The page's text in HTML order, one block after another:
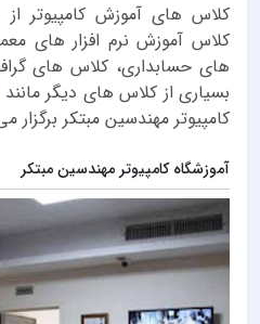
کلاس های آموزش کامپیوتر از
کلاس آموزش نرم افزار های
های حسابداری، کلاس های
بسیاری از کلاس های دیگر مانند
کامپیوتر مهندسین مبتکر برگزار
آموزشگاه کامپیوتر مهندسین مبتکر